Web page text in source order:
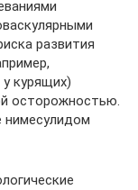
развития
курящих)
осторожностью.
нимесулидом